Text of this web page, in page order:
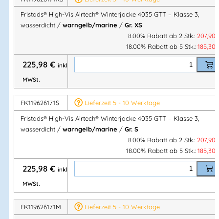
Abnehmbare & verstellbaregefütterte Kapuze
Fleecegefütterter Kragen
Reflektierende Details an den Schultern
Frontöffnung mit Reißverschluss bis zum Kragen &
verdecktem Druckknopf
Zwei Brusttaschen mit Reißverschluss
Ausweistasche
geschlossen zugänglich)
Zwei fleecegefütterte Vordertaschen mit
Reißverschluss
Zwei Innentaschen mit Reißverschluss
Belüftungsnetz im Armausschnitt
Verstellbare Ärmelabschlüsse
Elastische Innenmanschetten mitDaumengriff
Verstellbarer Saum mit Kordelzug
Verlängerte Rückenpartie
Reißverschluss im Futter für Wärmetransfers
Fristads® High-Vis Airtech® Winterjacke 4035 GTT – Klasse 3,
wasserdicht / warngelb/marine / Gr. XS
8.00% Rabatt ab 2 Stk.: 207,90
18.00% Rabatt ab 5 Stk.: 185,30
225,98 € inkl.
MWSt.
FK119626171S
Lieferzeit 5 - 10 Werktage
Fristads® High-Vis Airtech® Winterjacke 4035 GTT – Klasse 3,
wasserdicht / warngelb/marine / Gr. S
8.00% Rabatt ab 2 Stk.: 207,90
18.00% Rabatt ab 5 Stk.: 185,30
225,98 € inkl.
MWSt.
FK119626171M
Lieferzeit 5 - 10 Werktage